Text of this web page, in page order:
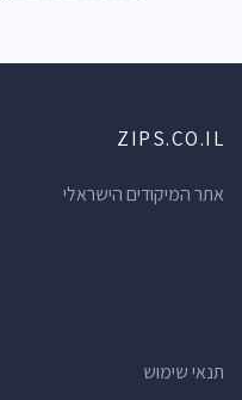
ZIPS.CO.IL
אתר המיקודים הישראלי
תנאי שימוש